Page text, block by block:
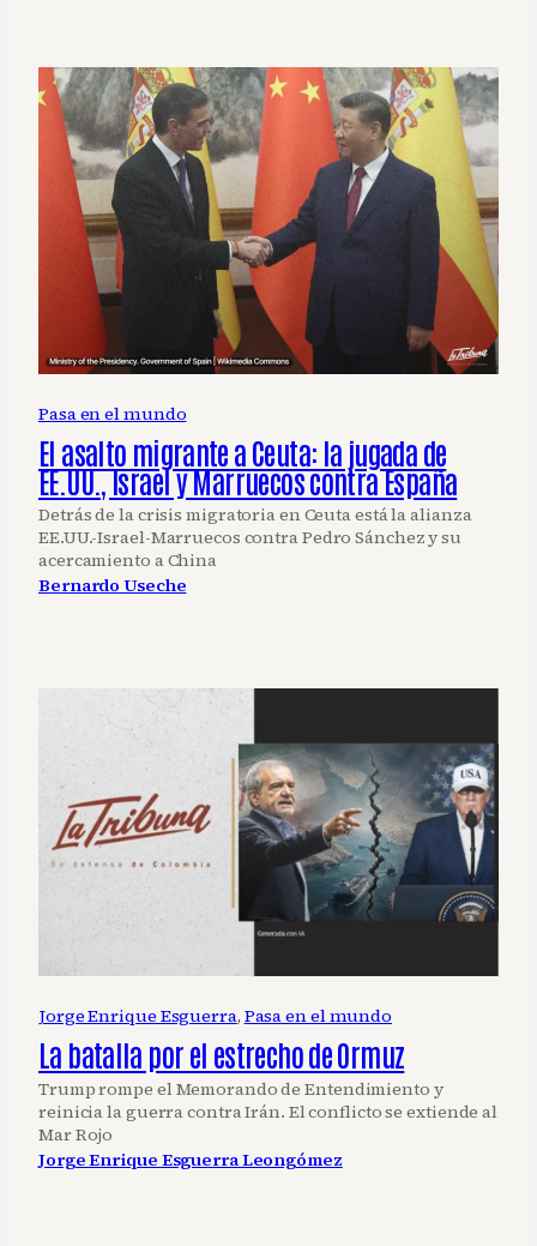
Pasa en el mundo
El asalto migrante a Ceuta: la jugada de
EE.UU., Israel y Marruecos contra España
Detrás de la crisis migratoria en Ceuta está la alianza
EE.UU.-Israel-Marruecos contra Pedro Sánchez y su
acercamiento a China
Bernardo Useche
Jorge Enrique Esguerra, Pasa en el mundo
La batalla por el estrecho de Ormuz
Trump rompe el Memorando de Entendimiento y
reinicia la guerra contra Irán. El conflicto se extiende al
Mar Rojo
Jorge Enrique Esguerra Leongómez